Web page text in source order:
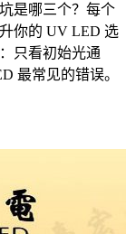
是哪三个？每个
你的 UV LED 选
只看初始光通
最常见的错误。